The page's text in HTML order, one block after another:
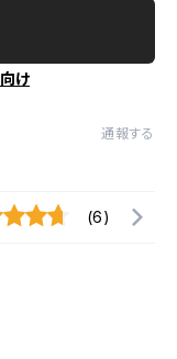
け
通報する
(6)